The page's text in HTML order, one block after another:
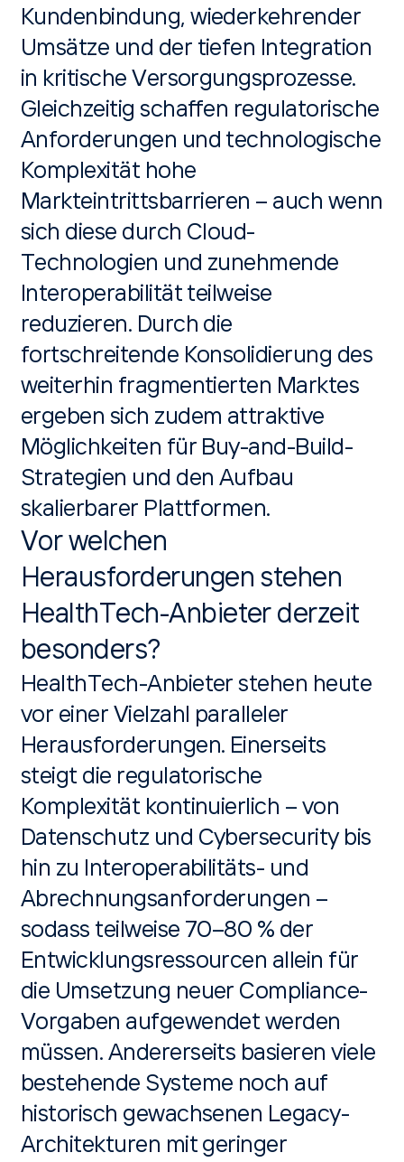
Kundenbindung, wiederkehrender
Umsätze und der tiefen Integration
in kritische Versorgungsprozesse.
Gleichzeitig schaffen regulatorische
Anforderungen und technologische
Komplexität hohe
Markteintrittsbarrieren – auch wenn
sich diese durch Cloud-
Technologien und zunehmende
Interoperabilität teilweise
reduzieren. Durch die
fortschreitende Konsolidierung des
weiterhin fragmentierten Marktes
ergeben sich zudem attraktive
Möglichkeiten für Buy-and-Build-
Strategien und den Aufbau
skalierbarer Plattformen.
Vor welchen
Herausforderungen stehen
HealthTech-Anbieter derzeit
besonders?
HealthTech-Anbieter stehen heute
vor einer Vielzahl paralleler
Herausforderungen. Einerseits
steigt die regulatorische
Komplexität kontinuierlich – von
Datenschutz und Cybersecurity bis
hin zu Interoperabilitäts- und
Abrechnungsanforderungen –
sodass teilweise 70–80 % der
Entwicklungsressourcen allein für
die Umsetzung neuer Compliance-
Vorgaben aufgewendet werden
müssen. Andererseits basieren viele
bestehende Systeme noch auf
historisch gewachsenen Legacy-
Architekturen mit geringer